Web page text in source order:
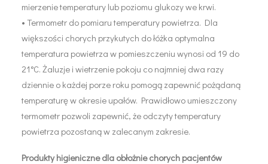
mierzenie temperatury lub poziomu glukozy we krwi.
• Termometr do pomiaru temperatury powietrza. Dla
większości chorych przykutych do łóżka optymalna
temperatura powietrza w pomieszczeniu wynosi od 19 do
21°C. Żaluzje i wietrzenie pokoju co najmniej dwa razy
dziennie o każdej porze roku pomogą zapewnić pożądaną
temperaturę w okresie upałów. Prawidłowo umieszczony
termometr pozwoli zapewnić, że odczyty temperatury
powietrza pozostaną w zalecanym zakresie.
Produkty higieniczne dla obłożnie chorych pacjentów